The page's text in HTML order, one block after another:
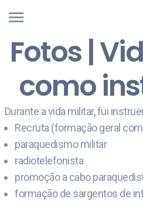
Fotos |
como
Durante a vida militar, fui
Recruta (formação geral
paraquedismo militar
radiotelefonista
promoção a cabo
formação de sargentos de